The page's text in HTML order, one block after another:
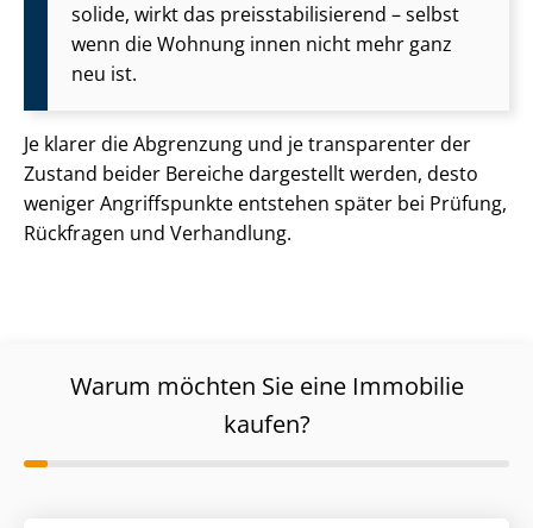
solide, wirkt das preis­sta­bi­li­sie­rend – selbst
wenn die Wohnung innen nicht mehr ganz
neu ist.
Je klarer die Abgrenzung und je transparenter der
Zustand beider Bereiche dargestellt werden, desto
weniger Angriffspunkte entstehen später bei Prüfung,
Rückfragen und Verhandlung.
Warum möchten Sie eine Immobilie
kaufen?